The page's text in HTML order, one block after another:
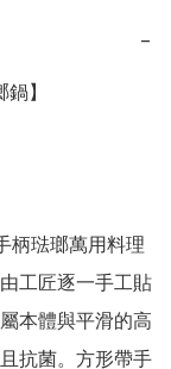
−
】
柄琺瑯萬用料理
工匠逐一手工貼
本體與平滑的高
抗菌。方形帶手